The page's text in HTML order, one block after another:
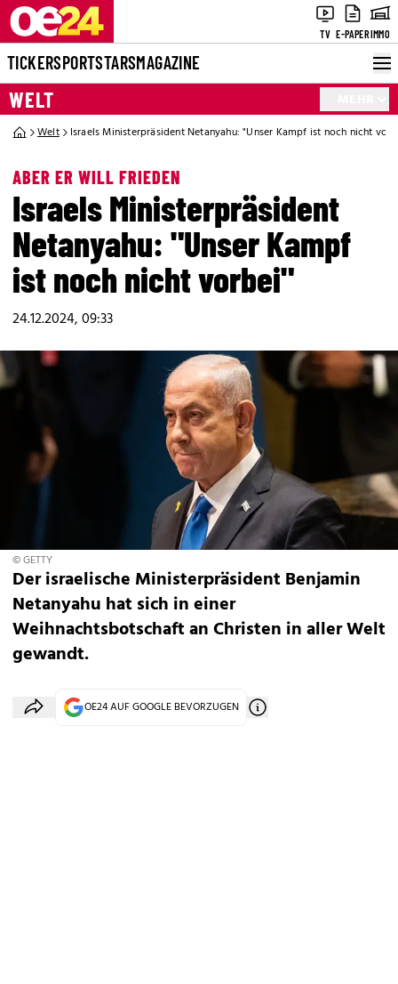
TV E-PAPERIMMO
TICKERSPORTSTARSMAGAZINE
WELT
Welt Israels Ministerpräsident Netanyahu: "Unser Kampf ist noch nicht
ABER ER WILL FRIEDEN
Israels Ministerpräsident
Netanyahu: "Unser Kampf
ist noch nicht vorbei"
24.12.2024, 09:33
© GETTY
Der israelische Ministerpräsident Benjamin
Netanyahu hat sich in einer
Weihnachtsbotschaft an Christen in aller Welt
gewandt.
OE24 AUF GOOGLE BEVORZUGEN